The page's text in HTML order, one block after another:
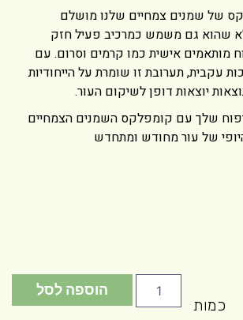
של שמנים צמחיים שלנו מושלם
שהוא גם משמש כמרכיב פעיל חזק
מותאמים אישית כמו קרמים וסרום. עם
עקבית, תערובת זו שומרת על הייחודיות
יוצאות דופן לשיקום העור.
שלך עם קומפלקס השמנים הצמחיים
של עור מחודש ומתחדש
כמות
הוספה לסל